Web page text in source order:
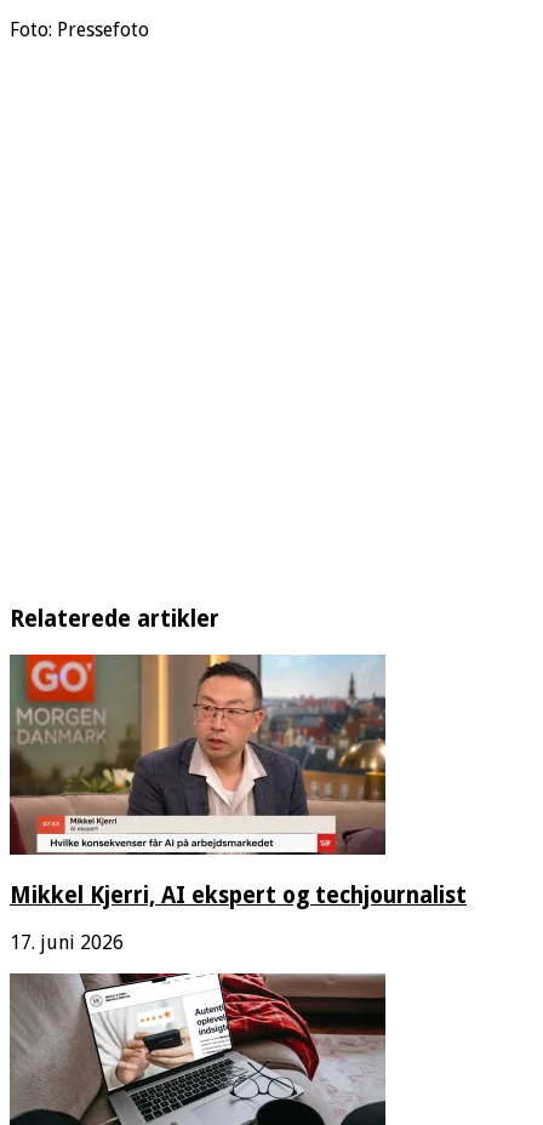
Foto: Pressefoto
Relaterede artikler
Mikkel Kjerri, AI ekspert og techjournalist
17. juni 2026